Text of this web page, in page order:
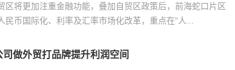
区将更加注重金融功能，叠加自贸区政策后，前海蛇口片区
民币国际化、利率及汇率市场化改革，重点在“人...
做外贸打品牌提升利润空间